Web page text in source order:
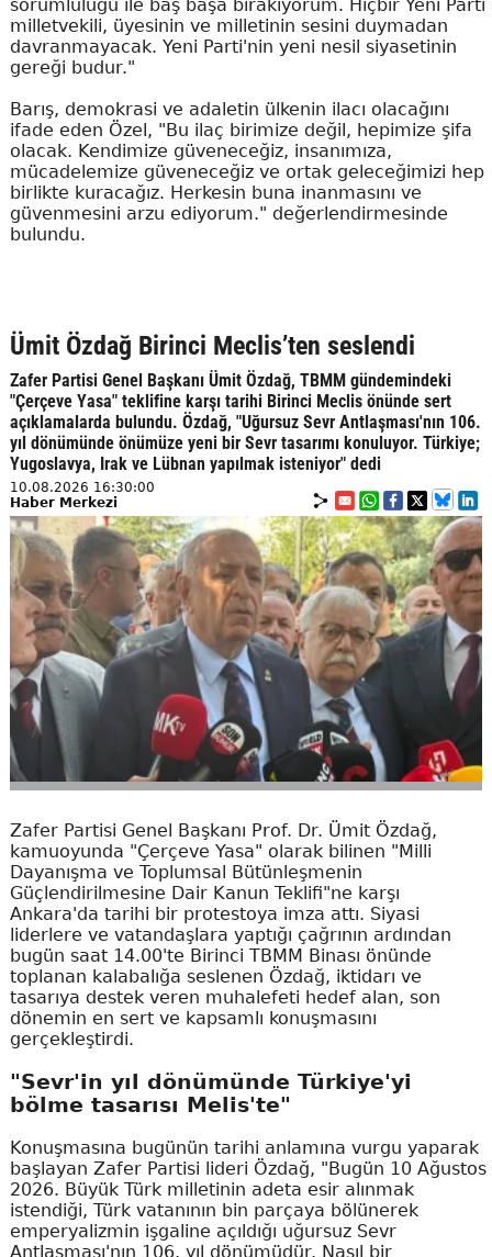
sorumluluğu ile baş başa bırakıyorum. Hiçbir Yeni Parti
milletvekili, üyesinin ve milletinin sesini duymadan
davranmayacak. Yeni Parti'nin yeni nesil siyasetinin
gereği budur."
Barış, demokrasi ve adaletin ülkenin ilacı olacağını
ifade eden Özel, "Bu ilaç birimize değil, hepimize şifa
olacak. Kendimize güveneceğiz, insanımıza,
mücadelemize güveneceğiz ve ortak geleceğimizi hep
birlikte kuracağız. Herkesin buna inanmasını ve
güvenmesini arzu ediyorum." değerlendirmesinde
bulundu.
Ümit Özdağ Birinci Meclis’ten seslendi
Zafer Partisi Genel Başkanı Ümit Özdağ, TBMM gündemindeki
"Çerçeve Yasa" teklifine karşı tarihi Birinci Meclis önünde sert
açıklamalarda bulundu. Özdağ, "Uğursuz Sevr Antlaşması'nın 106.
yıl dönümünde önümüze yeni bir Sevr tasarımı konuluyor. Türkiye;
Yugoslavya, Irak ve Lübnan yapılmak isteniyor" dedi
10.08.2026 16:30:00
Haber Merkezi
Zafer Partisi Genel Başkanı Prof. Dr. Ümit Özdağ,
kamuoyunda "Çerçeve Yasa" olarak bilinen "Milli
Dayanışma ve Toplumsal Bütünleşmenin
Güçlendirilmesine Dair Kanun Teklifi"ne karşı
Ankara'da tarihi bir protestoya imza attı. Siyasi
liderlere ve vatandaşlara yaptığı çağrının ardından
bugün saat 14.00'te Birinci TBMM Binası önünde
toplanan kalabalığa seslenen Özdağ, iktidarı ve
tasarıya destek veren muhalefeti hedef alan, son
dönemin en sert ve kapsamlı konuşmasını
gerçekleştirdi.
"Sevr'in yıl dönümünde Türkiye'yi
bölme tasarısı Melis'te"
Konuşmasına bugünün tarihi anlamına vurgu yaparak
başlayan Zafer Partisi lideri Özdağ, "Bugün 10 Ağustos
2026. Büyük Türk milletinin adeta esir alınmak
istendiği, Türk vatanının bin parçaya bölünerek
emperyalizmin işgaline açıldığı uğursuz Sevr
Antlaşması'nın 106. yıl dönümüdür. Nasıl bir